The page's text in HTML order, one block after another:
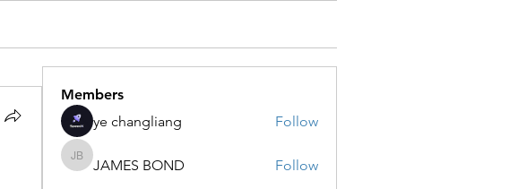
Members
ye changliang
Follow
JAMES BOND
JAMES BOND Follow